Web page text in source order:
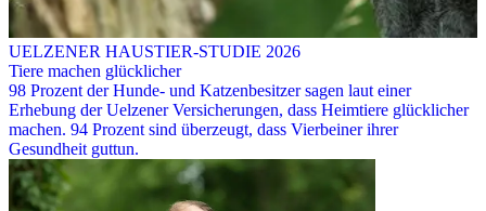
UELZENER HAUSTIER-STUDIE 2026
Tiere machen glücklicher
98 Prozent der Hunde- und Katzenbesitzer sagen laut einer
Erhebung der Uelzener Versicherungen, dass Heimtiere glücklicher
machen. 94 Prozent sind überzeugt, dass Vierbeiner ihrer
Gesundheit guttun.